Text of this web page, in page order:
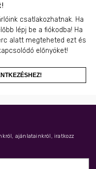
csatlakozhatnak. Ha
lépj be a fiókodba! Ha
alatt megteheted ezt és
előnyöket!
ajánlatainkról, iratkozz